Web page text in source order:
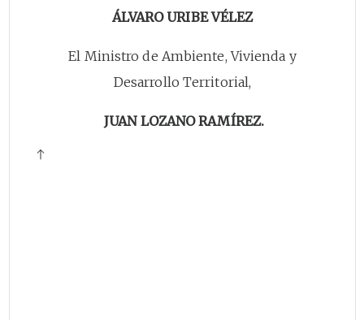
ÁLVARO URIBE VÉLEZ
El Ministro de Ambiente, Vivienda y
Desarrollo Territorial,
JUAN LOZANO RAMÍREZ.